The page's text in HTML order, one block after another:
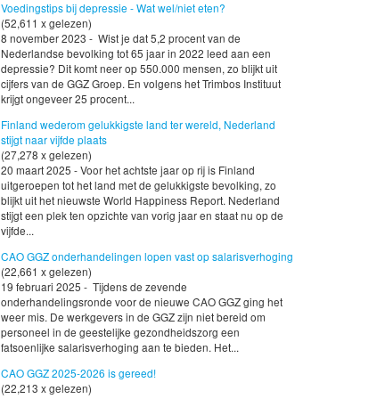
Voedingstips bij depressie - Wat wel/niet eten?
(52,611 x gelezen)
8 november 2023 - Wist je dat 5,2 procent van de
Nederlandse bevolking tot 65 jaar in 2022 leed aan een
depressie? Dit komt neer op 550.000 mensen, zo blijkt uit
cijfers van de GGZ Groep. En volgens het Trimbos Instituut
krijgt ongeveer 25 procent...
Finland wederom gelukkigste land ter wereld, Nederland
stijgt naar vijfde plaats
(27,278 x gelezen)
20 maart 2025 - Voor het achtste jaar op rij is Finland
uitgeroepen tot het land met de gelukkigste bevolking, zo
blijkt uit het nieuwste World Happiness Report. Nederland
stijgt een plek ten opzichte van vorig jaar en staat nu op de
vijfde...
CAO GGZ onderhandelingen lopen vast op salarisverhoging
(22,661 x gelezen)
19 februari 2025 - Tijdens de zevende
onderhandelingsronde voor de nieuwe CAO GGZ ging het
weer mis. De werkgevers in de GGZ zijn niet bereid om
personeel in de geestelijke gezondheidszorg een
fatsoenlijke salarisverhoging aan te bieden. Het...
CAO GGZ 2025-2026 is gereed!
(22,213 x gelezen)